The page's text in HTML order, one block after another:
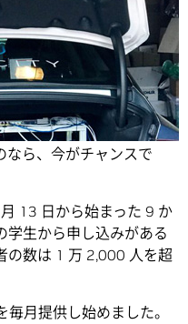
運転車エンジニアのナノ
なら、今がチャンスで
13 日から始まった 9 か
学生から申し込みがある
の数は 1 万 2,000 人を超
月提供し始めました。